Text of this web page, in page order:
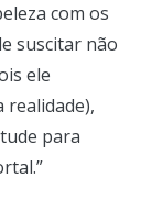
com os
suscitar não
ele
realidade),
para